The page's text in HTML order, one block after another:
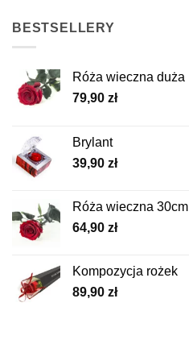
BESTSELLERY
Róża wieczna duża
79,90 zł
Brylant
39,90 zł
Róża wieczna 30cm
64,90 zł
Kompozycja rożek
89,90 zł